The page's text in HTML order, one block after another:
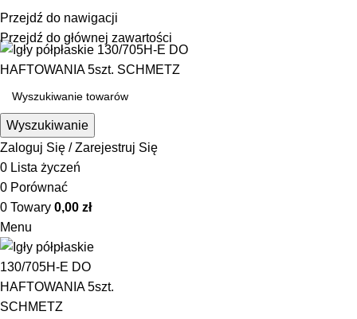
Przejdź do nawigacji
Przejdź do głównej zawartości
☎ +48 85 653 93 55
+48 85 653 93 55
biuro@maszyny-szwalnicze.pl
Wyszukiwanie
Zaloguj Się / Zarejestruj Się
0 Lista życzeń
0 Porównać
0 Towary 0,00 zł
Menu